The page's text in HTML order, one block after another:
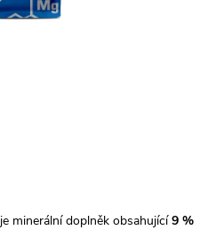
je minerální doplněk obsahující9 %